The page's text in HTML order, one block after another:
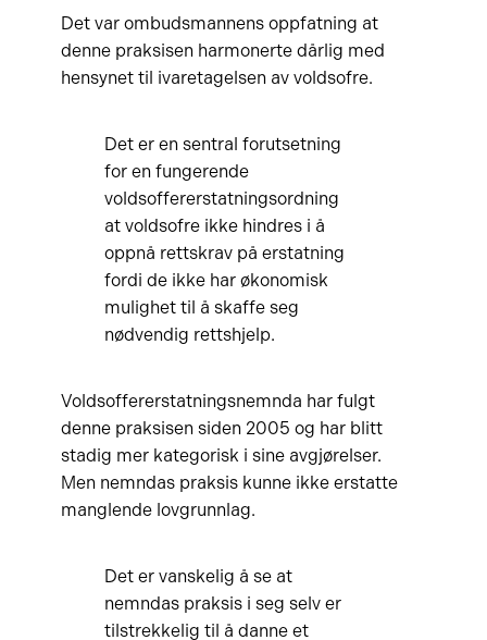
Det var ombudsmannens oppfatning at
denne praksisen harmonerte dårlig med
hensynet til ivaretagelsen av voldsofre.
Det er en sentral forutsetning
for en fungerende
voldsoffererstatningsordning
at voldsofre ikke hindres i å
oppnå rettskrav på erstatning
fordi de ikke har økonomisk
mulighet til å skaffe seg
nødvendig rettshjelp.
Voldsoffererstatningsnemnda har fulgt
denne praksisen siden 2005 og har blitt
stadig mer kategorisk i sine avgjørelser.
Men nemndas praksis kunne ikke erstatte
manglende lovgrunnlag.
Det er vanskelig å se at
nemndas praksis i seg selv er
tilstrekkelig til å danne et